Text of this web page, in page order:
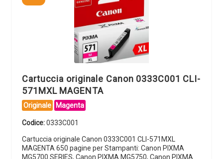
Cartuccia originale Canon 0333C001 CLI-
571MXL MAGENTA
Originale Magenta
Codice:0333C001
Cartuccia originale Canon 0333C001 CLI-571MXL
MAGENTA 650 pagine per Stampanti: Canon PIXMA
MG5700 SERIES, Canon PIXMA MG5750, Canon PIXMA